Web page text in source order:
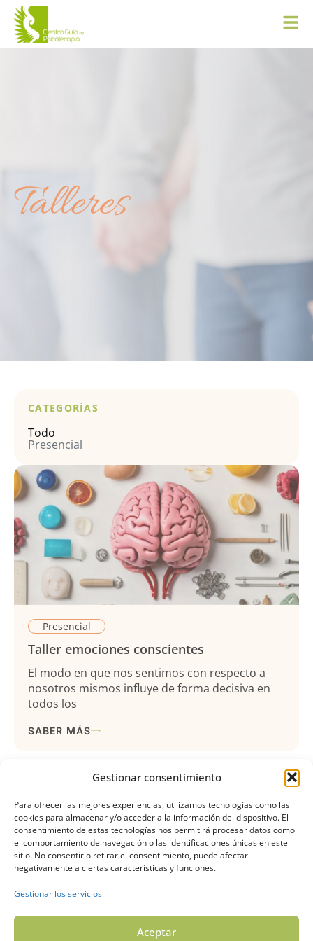
Gestionar consentimiento
Para ofrecer las mejores experiencias, utilizamos tecnologías como las
cookies para almacenar y/o acceder a la información del dispositivo. El
consentimiento de estas tecnologías nos permitirá procesar datos como
el comportamiento de navegación o las identificaciones únicas en este
sitio. No consentir o retirar el consentimiento, puede afectar
negativamente a ciertas características y funciones.
Gestionar los servicios
Aceptar
Talleres
Presencial
Taller emociones conscientes
El modo en que nos sentimos con respecto a
nosotros mismos influye de forma decisiva en
todos los
SABER MÁS
CATEGORÍAS
Presencial
Todo
Centro Guía de Psicoterapia enfocado en brindar
apoyo a personas con dificultades emocionales y en